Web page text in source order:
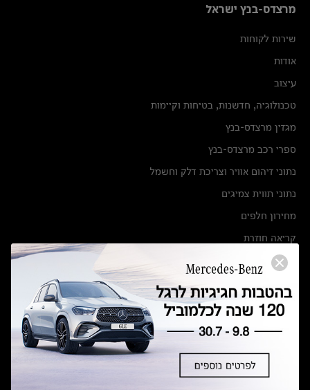
מרצדס-בנץ ישראל
שירות לקוחות
אודות
עיצוב
טכנולוגיה, חדשנות, בטיחות וקיימות
מגזין מרצדס-בנץ
ספרי רכב מרצדס-בנץ
נתוני זיהום אוויר וצריכת דלק וחשמל
נתוני תווית צמיגים
מחירון חלפים
קריאה חוזרת
הודעה על הטבות לרכבי מרצדס בהסדר פשרה בתצ 56447-02-19
תקנון ימי מכירות 120 לכלמוביל
מצאו אותנו